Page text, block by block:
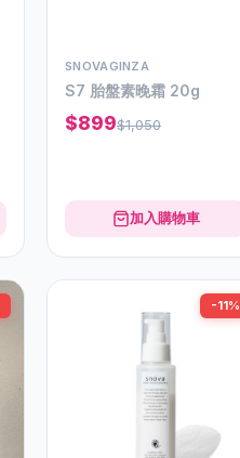
SNOVAGINZA
S7 胎盤素晚霜 20g
$899$1,050
加入購物車
-11%